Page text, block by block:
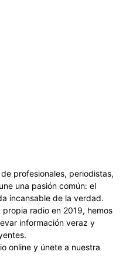
profesionales, periodistas,
una pasión común: el
incansable de la verdad.
radio en 2019, hemos
información veraz y
online y únete a nuestra